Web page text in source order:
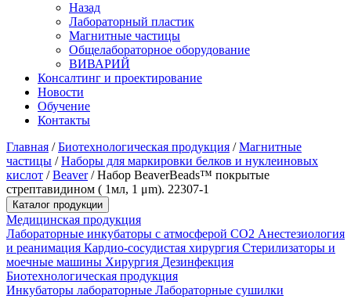
Назад
Лабораторный пластик
Магнитные частицы
Общелабораторное оборудование
ВИВАРИЙ
Консалтинг и проектирование
Новости
Обучение
Контакты
Главная /Биотехнологическая продукция /Магнитные
частицы /Наборы для маркировки белков и нуклеиновых
кислот /Beaver/Набор BeaverBeads™ покрытые
стрептавидином ( 1мл, 1 μm). 22307-1
Каталог продукции
Медицинская продукция
Лабораторные инкубаторы с атмосферой CO2 Анестезиология
и реанимация Кардио-сосудистая хирургия Стерилизаторы и
моечные машины Хирургия Дезинфекция
Биотехнологическая продукция
Инкубаторы лабораторные Лабораторные сушилки